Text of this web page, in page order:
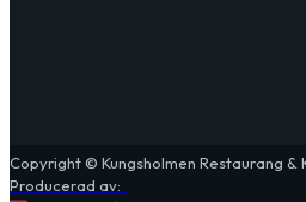
Copyright © Kungsholmen Restaurang &
Producerad av: